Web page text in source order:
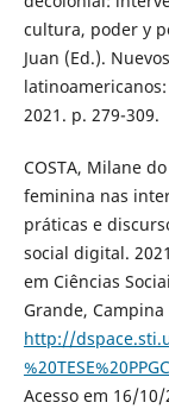
cultura, poder y
Juan (Ed.).
latinoamericanos:
2021. p. 279-309.
COSTA, Milane
feminina nas
práticas e
social digital.
em Ciências
Grande,
http://
Acesso em 16/10/